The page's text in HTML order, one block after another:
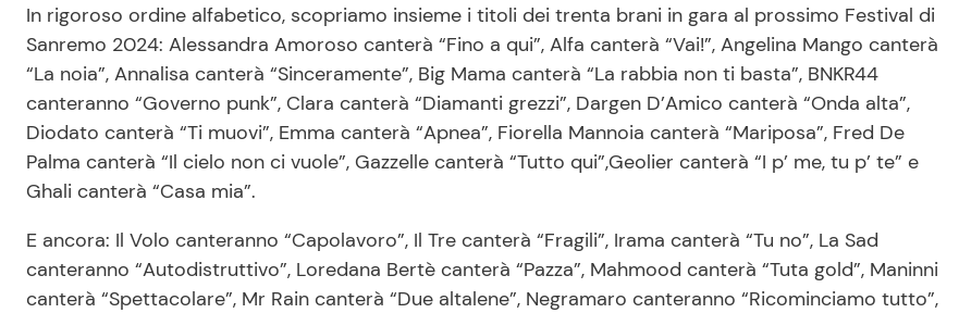
In rigoroso ordine alfabetico, scopriamo insieme i titoli dei trenta brani in gara al prossimo Festival di
Sanremo 2024: Alessandra Amoroso canterà “Fino a qui”, Alfa canterà “Vai!”, Angelina Mango canterà
“La noia”, Annalisa canterà “Sinceramente”, Big Mama canterà “La rabbia non ti basta”, BNKR44
canteranno “Governo punk”, Clara canterà “Diamanti grezzi”, Dargen D’Amico canterà “Onda alta”,
Diodato canterà “Ti muovi”, Emma canterà “Apnea”, Fiorella Mannoia canterà “Mariposa”, Fred De
Palma canterà “Il cielo non ci vuole”, Gazzelle canterà “Tutto qui”,Geolier canterà “I p’ me, tu p’ te” e
Ghali canterà “Casa mia”.
E ancora: Il Volo canteranno “Capolavoro”, Il Tre canterà “Fragili”, Irama canterà “Tu no”, La Sad
canteranno “Autodistruttivo”, Loredana Bertè canterà “Pazza”, Mahmood canterà “Tuta gold”, Maninni
canterà “Spettacolare”, Mr Rain canterà “Due altalene”, Negramaro canteranno “Ricominciamo tutto”,